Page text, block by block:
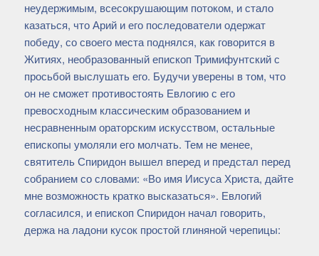
неудержимым, всесокрушающим потоком, и стало
казаться, что Арий и его последователи одержат
победу, со своего места поднялся, как говорится в
Житиях, необразованный епископ Тримифунтский с
просьбой выслушать его. Будучи уверены в том, что
он не сможет противостоять Евлогию с его
превосходным классическим образованием и
несравненным ораторским искусством, остальные
епископы умоляли его молчать. Тем не менее,
святитель Спиридон вышел вперед и предстал перед
собранием со словами: «Во имя Иисуса Христа, дайте
мне возможность кратко высказаться». Евлогий
согласился, и епископ Спиридон начал говорить,
держа на ладони кусок простой глиняной черепицы: